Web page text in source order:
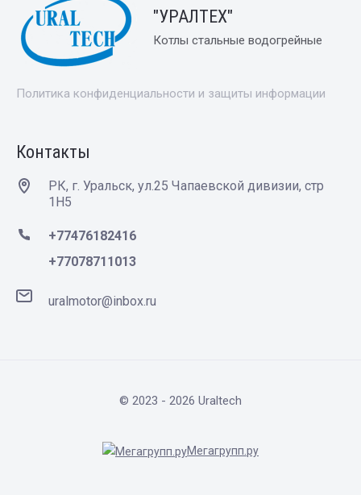
"УРАЛТЕХ"
Котлы стальные водогрейные
Политика конфиденциальности и защиты информации
Контакты
РК, г. Уральск, ул.25 Чапаевской дивизии, стр
1Н5
+77476182416
+77078711013
uralmotor@inbox.ru
© 2023 - 2026 Uraltech
Мегагрупп.ру